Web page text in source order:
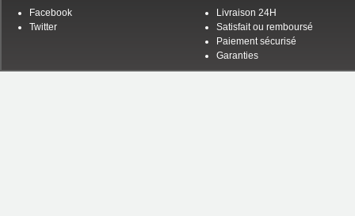
Facebook
Twitter
Livraison 24H
Satisfait ou remboursé
Paiement sécurisé
Garanties